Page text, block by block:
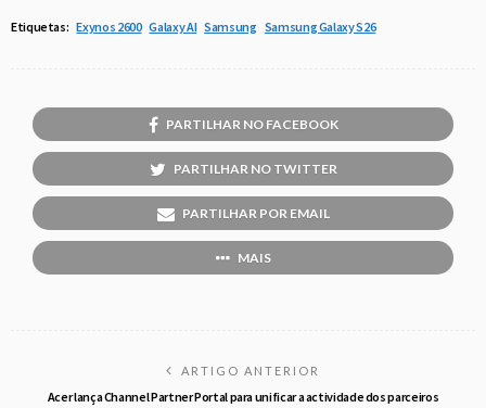
Etiquetas: Exynos 2600 Galaxy AI Samsung Samsung Galaxy S26
PARTILHAR NO FACEBOOK
PARTILHAR NO TWITTER
PARTILHAR POR EMAIL
MAIS
ARTIGO ANTERIOR
Acer lança Channel Partner Portal para unificar a actividade dos parceiros